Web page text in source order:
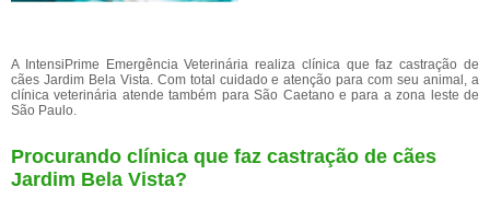
A IntensiPrime Emergência Veterinária realiza clínica que faz castração de
cães Jardim Bela Vista. Com total cuidado e atenção para com seu animal, a
clínica veterinária atende também para São Caetano e para a zona leste de
São Paulo.
Procurando clínica que faz castração de cães
Jardim Bela Vista?